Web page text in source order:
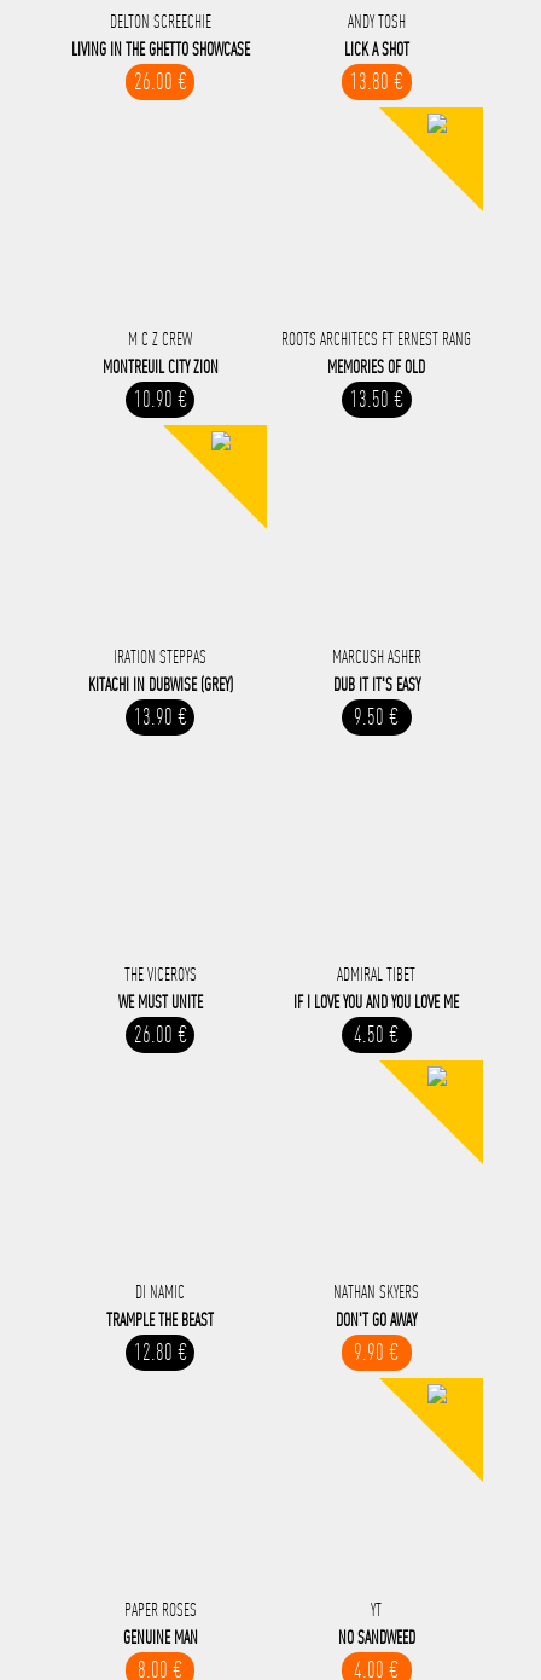
DELTON SCREECHIE
LIVING IN THE GHETTO SHOWCASE
26.00 €
ANDY TOSH
LICK A SHOT
13.80 €
M C Z CREW
MONTREUIL CITY ZION
10.90 €
ROOTS ARCHITECS FT ERNEST RANG
MEMORIES OF OLD
13.50 €
IRATION STEPPAS
KITACHI IN DUBWISE (GREY)
13.90 €
MARCUSH ASHER
DUB IT IT'S EASY
9.50 €
THE VICEROYS
WE MUST UNITE
26.00 €
ADMIRAL TIBET
IF I LOVE YOU AND YOU LOVE ME
4.50 €
DI NAMIC
TRAMPLE THE BEAST
12.80 €
NATHAN SKYERS
DON'T GO AWAY
9.90 €
PAPER ROSES
GENUINE MAN
8.00 €
YT
NO SANDWEED
4.00 €